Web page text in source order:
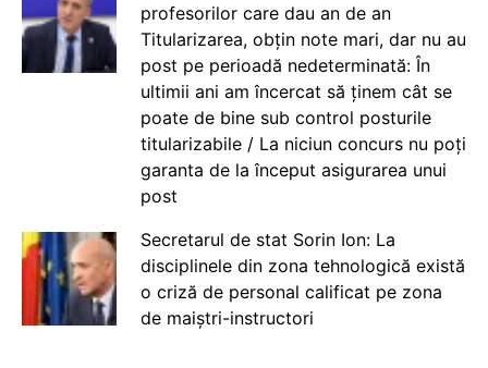
profesorilor care dau an de an
Titularizarea, obțin note mari, dar nu au
post pe perioadă nedeterminată: În
ultimii ani am încercat să ținem cât se
poate de bine sub control posturile
titularizabile / La niciun concurs nu poți
garanta de la început asigurarea unui
post
Secretarul de stat Sorin Ion: La
disciplinele din zona tehnologică există
o criză de personal calificat pe zona
de maiștri-instructori